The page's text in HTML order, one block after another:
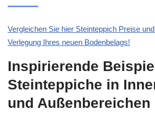
Vergleichen Sie hier Steinteppich Preise
Verlegung Ihres neuen Bodenbelags!
Inspirierende
Steinteppiche in
und Außenbereichen